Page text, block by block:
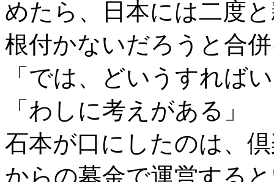
めたら、日本には二度
根付かないだろうと合
「では、どいうすれば
「わしに考えがある」
石本が口にしたのは、
からの募金で運営する